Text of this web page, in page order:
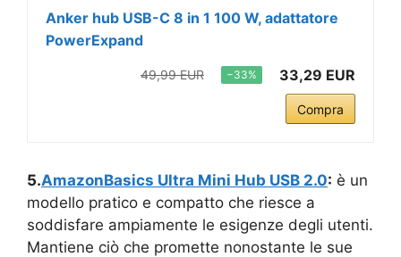
Anker hub USB-C 8 in 1 100 W, adattatore
PowerExpand
49,99 EUR −33% 33,29 EUR
Compra
5.AmazonBasics Ultra Mini Hub USB 2.0: è un
modello pratico e compatto che riesce a
soddisfare ampiamente le esigenze degli utenti.
Mantiene ciò che promette nonostante le sue